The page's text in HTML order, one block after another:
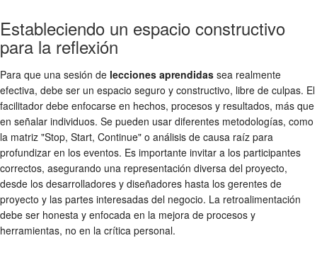
Estableciendo un espacio constructivo
para la reflexión
Para que una sesión de lecciones aprendidas sea realmente
efectiva, debe ser un espacio seguro y constructivo, libre de culpas. El
facilitador debe enfocarse en hechos, procesos y resultados, más que
en señalar individuos. Se pueden usar diferentes metodologías, como
la matriz "Stop, Start, Continue" o análisis de causa raíz para
profundizar en los eventos. Es importante invitar a los participantes
correctos, asegurando una representación diversa del proyecto,
desde los desarrolladores y diseñadores hasta los gerentes de
proyecto y las partes interesadas del negocio. La retroalimentación
debe ser honesta y enfocada en la mejora de procesos y
herramientas, no en la crítica personal.